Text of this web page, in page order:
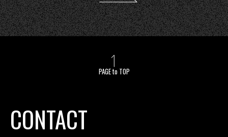
PAGE to TOP
CONTACT